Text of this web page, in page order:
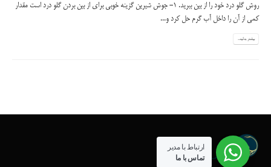
روش گلو درد خود را از بین ببرید.
1- جوش شیرین گزینه خوبی برای از بین بردن گلو درد است مقدار
کمی از آن را داخل آب گرم حل کرد و...
بیشتر بدانید...
ارتباط با مدیر
تماس با ما